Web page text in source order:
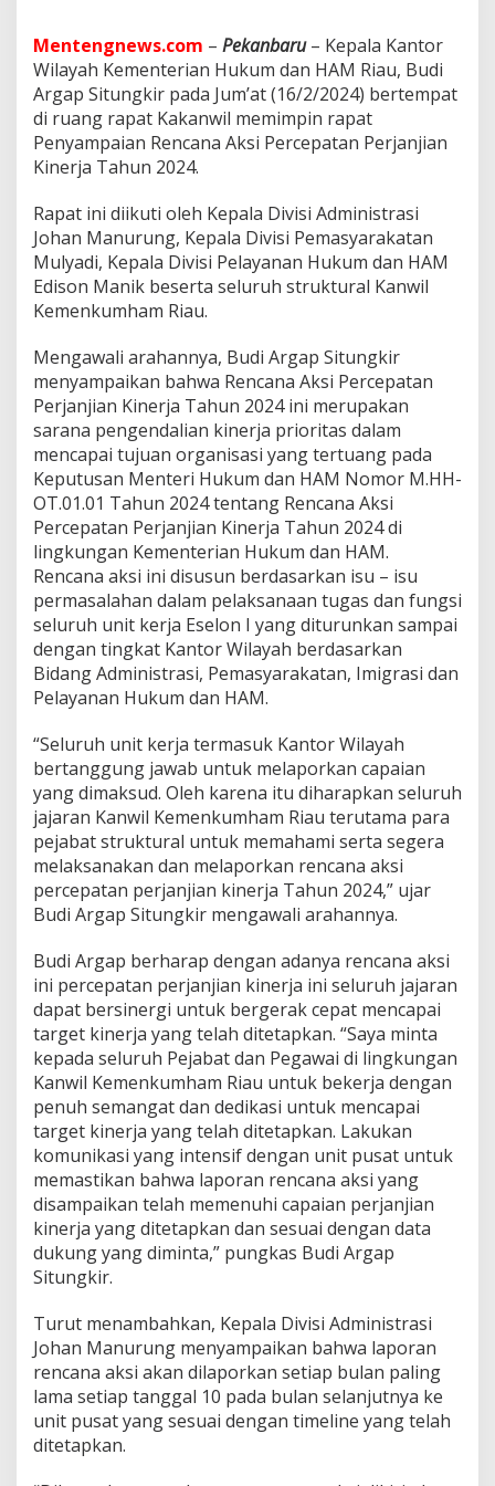
u
n
g
k
r
s
i
P
e
p
a
t
n
P
e
r
j
a
n
j
i
a
n
K
i
n
r
a
M
e
r
u
p
a
k
n
T
u
j
u
a
n
O
r
g
a
n
i
s
a
s
Mentengnews.com – Pekanbaru– Kepala Kantor
Wilayah Kementerian Hukum dan HAM Riau, Budi
Argap Situngkir pada Jum’at (16/2/2024) bertempat
di ruang rapat Kakanwil memimpin rapat
Penyampaian Rencana Aksi Percepatan Perjanjian
Kinerja Tahun 2024.
Rapat ini diikuti oleh Kepala Divisi Administrasi
Johan Manurung, Kepala Divisi Pemasyarakatan
Mulyadi, Kepala Divisi Pelayanan Hukum dan HAM
Edison Manik beserta seluruh struktural Kanwil
Kemenkumham Riau.
Mengawali arahannya, Budi Argap Situngkir
menyampaikan bahwa Rencana Aksi Percepatan
Perjanjian Kinerja Tahun 2024 ini merupakan
sarana pengendalian kinerja prioritas dalam
mencapai tujuan organisasi yang tertuang pada
Keputusan Menteri Hukum dan HAM Nomor M.HH-
OT.01.01 Tahun 2024 tentang Rencana Aksi
Percepatan Perjanjian Kinerja Tahun 2024 di
lingkungan Kementerian Hukum dan HAM.
Rencana aksi ini disusun berdasarkan isu – isu
permasalahan dalam pelaksanaan tugas dan fungsi
seluruh unit kerja Eselon I yang diturunkan sampai
dengan tingkat Kantor Wilayah berdasarkan
Bidang Administrasi, Pemasyarakatan, Imigrasi dan
Pelayanan Hukum dan HAM.
“Seluruh unit kerja termasuk Kantor Wilayah
bertanggung jawab untuk melaporkan capaian
yang dimaksud. Oleh karena itu diharapkan seluruh
jajaran Kanwil Kemenkumham Riau terutama para
pejabat struktural untuk memahami serta segera
melaksanakan dan melaporkan rencana aksi
percepatan perjanjian kinerja Tahun 2024,” ujar
Budi Argap Situngkir mengawali arahannya.
Budi Argap berharap dengan adanya rencana aksi
ini percepatan perjanjian kinerja ini seluruh jajaran
dapat bersinergi untuk bergerak cepat mencapai
target kinerja yang telah ditetapkan. “Saya minta
kepada seluruh Pejabat dan Pegawai di lingkungan
Kanwil Kemenkumham Riau untuk bekerja dengan
penuh semangat dan dedikasi untuk mencapai
target kinerja yang telah ditetapkan. Lakukan
komunikasi yang intensif dengan unit pusat untuk
memastikan bahwa laporan rencana aksi yang
disampaikan telah memenuhi capaian perjanjian
kinerja yang ditetapkan dan sesuai dengan data
dukung yang diminta,” pungkas Budi Argap
Situngkir.
Turut menambahkan, Kepala Divisi Administrasi
Johan Manurung menyampaikan bahwa laporan
rencana aksi akan dilaporkan setiap bulan paling
lama setiap tanggal 10 pada bulan selanjutnya ke
unit pusat yang sesuai dengan timeline yang telah
ditetapkan.